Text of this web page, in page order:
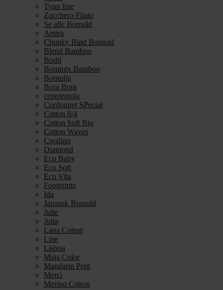
Tynn line
Zucchero Filato
Se alle Bomuld
Amira
Chunky Blød Bomuld
Blend Bamboo
Bodil
Bommix Bamboo
Bomulin
Bora Bora
cenerentola
Cordonnet SPecial
Cotton 8/4
Cotton Soft Bio
Cotton Waves
Crealino
Diamond
Eco Baby
Eco Soft
Eco Vita
Footprints
Ida
Japansk Bomuld
Julie
Jutta
Lana Cotton
Line
Lisboa
Maja Color
Mandarin Petit
Merci
Merino Cotton